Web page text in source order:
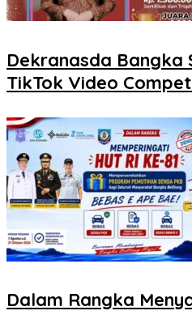
Dekranasda Bangka
TikTok Video
Dalam Rangka